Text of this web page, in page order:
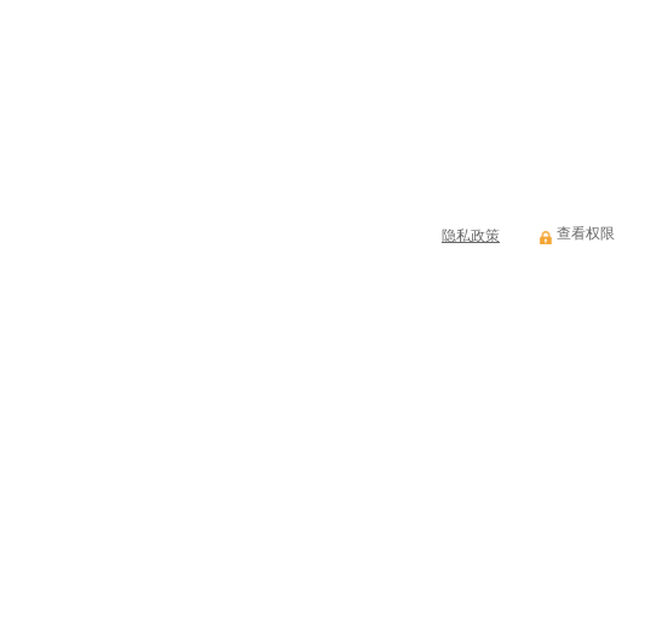
查看权限
隐私政策